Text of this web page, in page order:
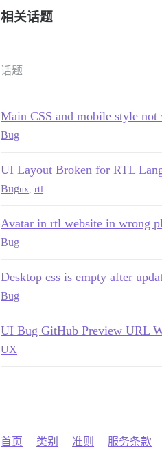
相关话题
话题
Main CSS and mobile style
Bug
UI Layout Broken for RTL
Bugux rtl
Avatar in rtl website in wrong
Bug
Desktop css is empty after
Bug
UI Bug GitHub Preview URL
UX
首页 类别 准则 服务条款